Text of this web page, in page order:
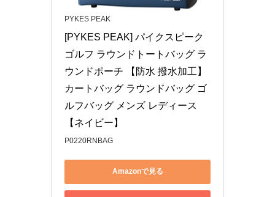
PYKES PEAK
[PYKES PEAK] パイクスピーク
ゴルフ ラウンドトートバッグ ラ
ウンドポーチ 【防水 撥水加工】
カートバッグ ラウンドバッグ ゴ
ルフバッグ メンズ レディース
【ネイビー】
P0220RNBAG
Amazonで見る